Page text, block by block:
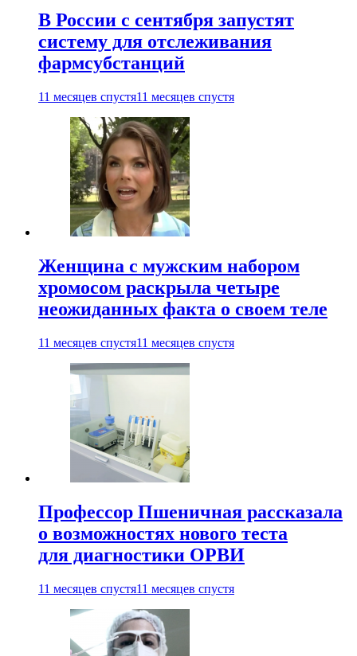
В России с сентября запустят
систему для отслеживания
фармсубстанций
11 месяцев спустя11 месяцев спустя
Женщина с мужским набором
хромосом раскрыла четыре
неожиданных факта о своем теле
11 месяцев спустя11 месяцев спустя
Профессор Пшеничная рассказала
о возможностях нового теста
для диагностики ОРВИ
11 месяцев спустя11 месяцев спустя